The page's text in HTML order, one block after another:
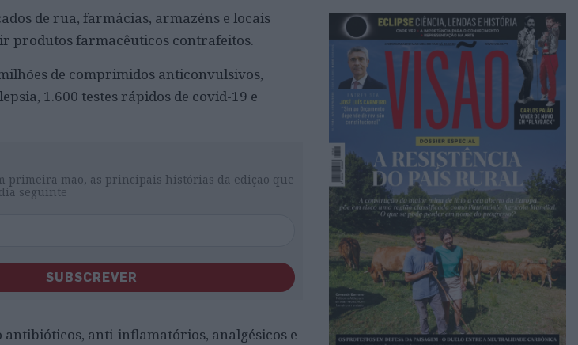
de rua, farmácias, armazéns e locais
produtos farmacêuticos contrafeitos.
de comprimidos anticonvulsivos,
1.600 testes rápidos de covid-19 e
primeira mão, as principais histórias da edição que
seguinte
SUBSCREVER
anti-inflamatórios, analgésicos e